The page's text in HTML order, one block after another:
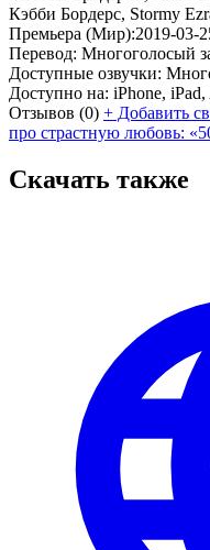
Кэбби Бордерс, Stormy
Премьера (Мир):2019-03-
Перевод: Многоголосый
Доступные озвучки:
Доступно на: iPhone,
Отзывов (0) + Добавить
про страстную любовь:
Скачать также